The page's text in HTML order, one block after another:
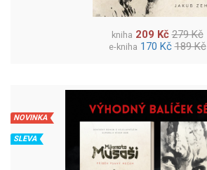
kniha 209 Kč 279 Kč
e-kniha 170 Kč 189 Kč
NOVINKA
SLEVA